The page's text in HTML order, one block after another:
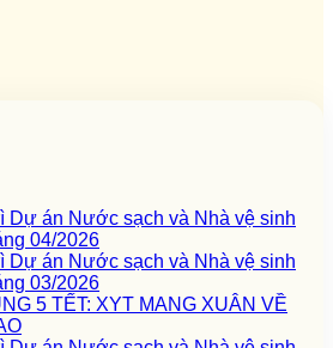
Dự án Nước sạch và Nhà vệ sinh
04/2026
Dự án Nước sạch và Nhà vệ sinh
03/2026
5 TẾT: XYT MANG XUÂN VỀ